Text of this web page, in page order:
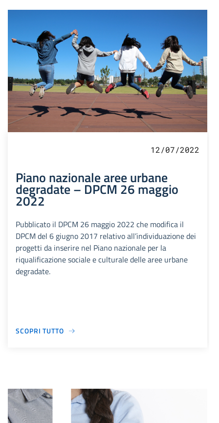
12/07/2022
Piano nazionale aree urbane
degradate – DPCM 26 maggio
2022
Pubblicato il DPCM 26 maggio 2022 che modifica il
DPCM del 6 giugno 2017 relativo all’individuazione dei
progetti da inserire nel Piano nazionale per la
riqualificazione sociale e culturale delle aree urbane
degradate.
SCOPRI TUTTO